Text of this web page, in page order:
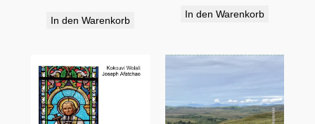
In den Warenkorb
In den Warenkorb